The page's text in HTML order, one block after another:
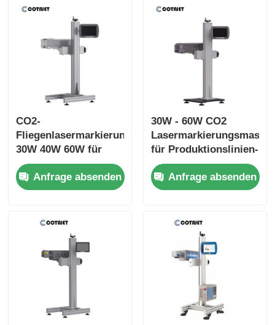
CO2-
Fliegenlasermarkierungsmaschine
30W 40W 60W für
Elektronik /
Pharmazeutika
Anfrage absenden
30W - 60W CO2
für Produktionslinien-
Flaschencodierer
Anfrage absenden